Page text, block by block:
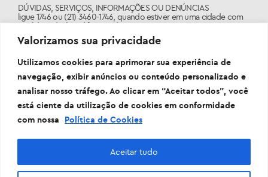
Valorizamos sua privacidade
Utilizamos cookies para aprimorar sua experiência de
navegação, exibir anúncios ou conteúdo personalizado e
analisar nosso tráfego. Ao clicar em “Aceitar todos”, você
está ciente da utilização de cookies em conformidade
com nossa
Política de Cookies
Aceitar tudo
DÚVIDAS, SERVIÇOS, INFORMAÇÕES OU DENÚNCIAS
ligue 1746 ou (21) 3460-1746, quando estiver em uma cidade com
o código de área diferente do 21.
PORTAL